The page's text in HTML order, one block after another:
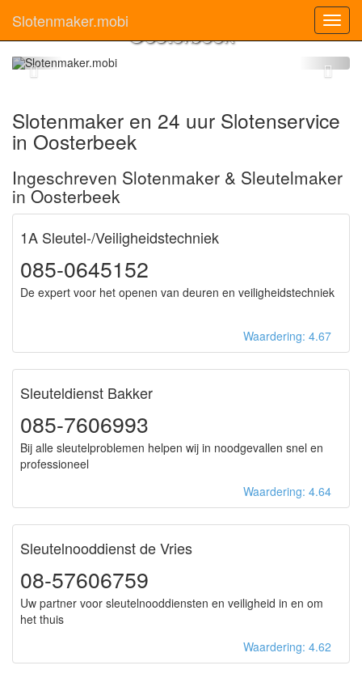
Slotenmaker.mobiSlotenmaker
Oosterbeek
Slotenmaker en 24 uur Slotenservice
in Oosterbeek
Ingeschreven Slotenmaker & Sleutelmaker
in Oosterbeek
1A Sleutel-/Veiligheidstechniek
085-0645152
De expert voor het openen van deuren en veiligheidstechniek
Waardering: 4.67
Sleuteldienst Bakker
085-7606993
Bij alle sleutelproblemen helpen wij in noodgevallen snel en
professioneel
Waardering: 4.64
Sleutelnooddienst de Vries
08-57606759
Uw partner voor sleutelnooddiensten en veiligheid in en om
het thuis
Waardering: 4.62